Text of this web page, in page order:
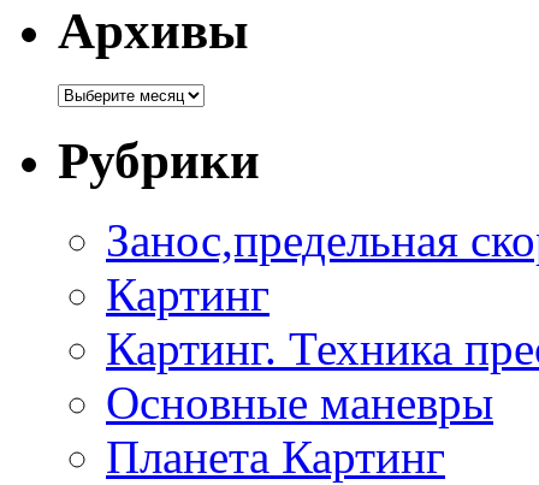
Архивы
Рубрики
Занос,предельная
Картинг
Картинг. Техника
Основные маневры
Планета Картинг